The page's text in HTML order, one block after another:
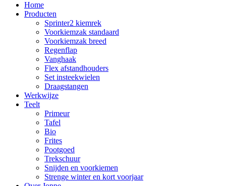
Home
Producten
Sprinter2 kiemrek
Voorkiemzak standaard
Voorkiemzak breed
Regenflap
Vanghaak
Flex afstandhouders
Set insteekwielen
Draagstangen
Werkwijze
Teelt
Primeur
Tafel
Bio
Frites
Pootgoed
Trekschuur
Snijden en voorkiemen
Strenge winter en kort voorjaar